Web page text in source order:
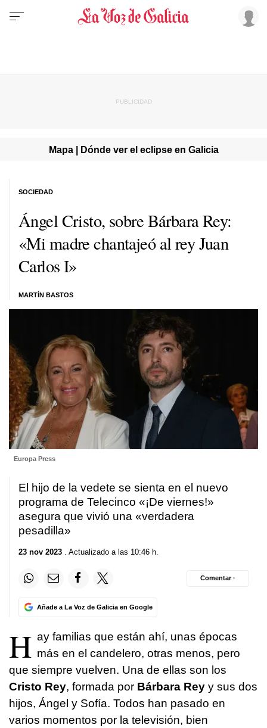
Mapa | Dónde ver el eclipse en Galicia
Ángel Cristo, sobre Bárbara Rey:
«Mi madre chantajeó al rey Juan
Carlos I»
MARTÍN BASTOS
SOCIEDAD
Europa Press
El hijo de la vedete se sienta en el nuevo
programa de Telecinco «¡De viernes!»
asegura que vivió una «verdadera
pesadilla»
23 nov 2023 . Actualizado a las 10:46 h.
Añade a La Voz de Galicia en Google
Comentar ·
H ay familias que están ahí, unas épocas
más en el candelero, otras menos, pero
que siempre vuelven. Una de ellas son los
Cristo Rey, formada por Bárbara Rey y sus dos
hijos, Ángel y Sofía. Todos han pasado en
varios momentos por la televisión, bien